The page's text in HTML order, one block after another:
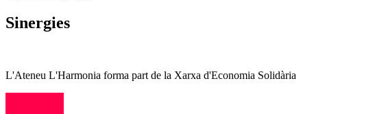
Sinergies
L'Ateneu L'Harmonia forma part de la Xarxa d'Economia Solidària